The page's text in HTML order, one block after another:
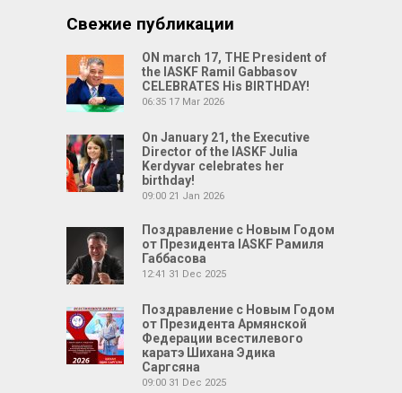
Свежие публикации
ON march 17, THE President of
the IASKF Ramil Gabbasov
CELEBRATES His BIRTHDAY!
06:35 17 Mar 2026
On January 21, the Executive
Director of the IASKF Julia
Kerdyvar celebrates her
birthday!
09:00 21 Jan 2026
Поздравление с Новым Годом
от Президента IASKF Рамиля
Габбасова
12:41 31 Dec 2025
Поздравление с Новым Годом
от Президента Армянской
Федерации всестилевого
каратэ Шихана Эдика
Саргсяна
09:00 31 Dec 2025